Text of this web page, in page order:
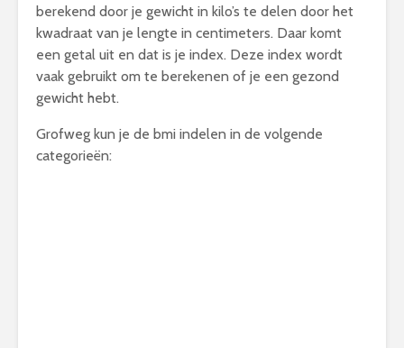
berekend door je gewicht in kilo’s te delen door het
kwadraat van je lengte in centimeters. Daar komt
een getal uit en dat is je index. Deze index wordt
vaak gebruikt om te berekenen of je een gezond
gewicht hebt.
Grofweg kun je de bmi indelen in de volgende
categorieën: